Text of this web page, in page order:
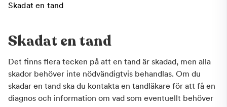
Skadat en tand
Skadat en tand
Det finns flera tecken på att en tand är skadad, men alla
skador behöver inte nödvändigtvis behandlas. Om du
skadar en tand ska du kontakta en tandläkare för att få en
diagnos och information om vad som eventuellt behöver